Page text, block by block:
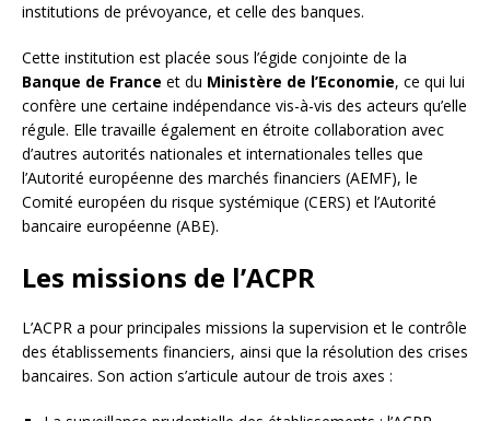
institutions de prévoyance, et celle des banques.
Cette institution est placée sous l’égide conjointe de la
Banque de France et du Ministère de l’Economie, ce qui lui
confère une certaine indépendance vis-à-vis des acteurs qu’elle
régule. Elle travaille également en étroite collaboration avec
d’autres autorités nationales et internationales telles que
l’Autorité européenne des marchés financiers (AEMF), le
Comité européen du risque systémique (CERS) et l’Autorité
bancaire européenne (ABE).
Les missions de l’ACPR
L’ACPR a pour principales missions la supervision et le contrôle
des établissements financiers, ainsi que la résolution des crises
bancaires. Son action s’articule autour de trois axes :